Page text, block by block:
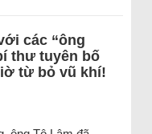
các “ông
thư tuyên bố
từ bỏ vũ khí!